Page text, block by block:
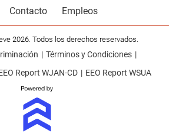
Contacto Empleos
2026. Todos los derechos reservados.
Términos y Condiciones
Report WJAN-CD EEO Report WSUA